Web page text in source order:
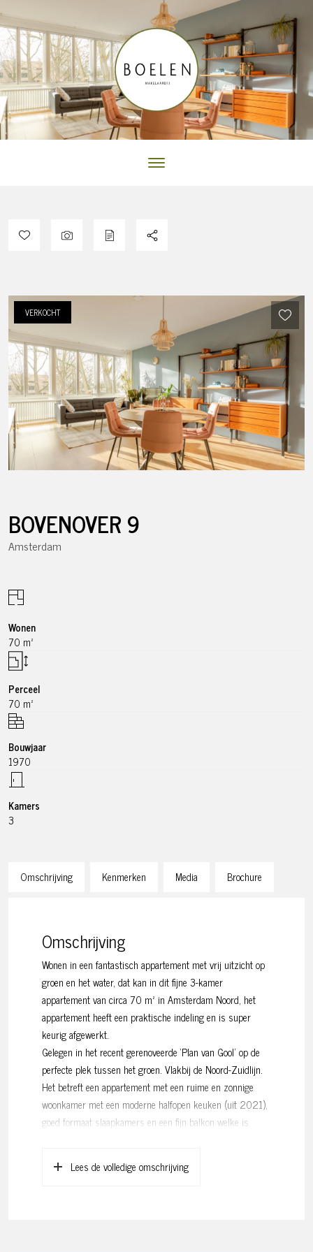
VERKOCHT
BOVENOVER9
Amsterdam
Omschrijving Kenmerken Media Brochure
Omschrijving
Wonen in een fantastisch appartement met vrij uitzicht op
groen en het water, dat kan in dit fijne 3-kamer
appartement van circa 70 m² in Amsterdam Noord, het
appartement heeft een praktische indeling en is super
keurig afgewerkt.
Gelegen in het recent gerenoveerde ‘Plan van Gool’ op de
perfecte plek tussen het groen. Vlakbij de Noord-Zuidlijn.
Het betreft een appartement met een ruime en zonnige
woonkamer met een moderne halfopen keuken (uit 2021),
goed formaat slaapkamers en een fijn balkon welke is
Noord-zuid lijn ben je zo in hartje Amsterdam (10 min),
Lees de volledige omschrijving
Wonen
70 m²
Perceel
70 m²
Bouwjaar
1970
Kamers
3